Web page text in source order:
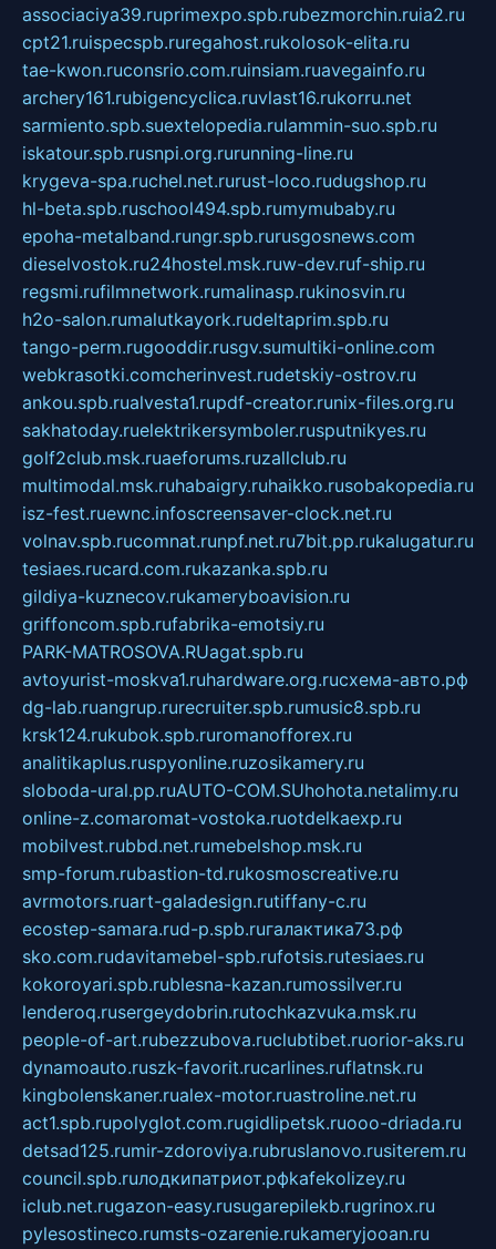
associaciya39.ruprimexpo.spb.rubezmorchin.ruia2.ru
cpt21.ruispecspb.ruregahost.rukolosok-elita.ru
tae-kwon.ruconsrio.com.ruinsiam.ruavegainfo.ru
archery161.rubigencyclica.ruvlast16.rukorru.net
sarmiento.spb.suextelopedia.rulammin-suo.spb.ru
iskatour.spb.rusnpi.org.rurunning-line.ru
krygeva-spa.ruchel.net.rurust-loco.rudugshop.ru
hl-beta.spb.ruschool494.spb.rumymubaby.ru
epoha-metalband.rungr.spb.rurusgosnews.com
dieselvostok.ru24hostel.msk.ruw-dev.ruf-ship.ru
regsmi.rufilmnetwork.rumalinasp.rukinosvin.ru
h2o-salon.rumalutkayork.rudeltaprim.spb.ru
tango-perm.rugooddir.rusgv.sumultiki-online.com
webkrasotki.comcherinvest.rudetskiy-ostrov.ru
ankou.spb.rualvesta1.rupdf-creator.runix-files.org.ru
sakhatoday.ruelektrikersymboler.rusputnikyes.ru
golf2club.msk.ruaeforums.ruzallclub.ru
multimodal.msk.ruhabaigry.ruhaikko.rusobakopedia.ru
isz-fest.ruewnc.infoscreensaver-clock.net.ru
volnav.spb.rucomnat.runpf.net.ru7bit.pp.rukalugatur.ru
tesiaes.rucard.com.rukazanka.spb.ru
gildiya-kuznecov.rukameryboavision.ru
griffoncom.spb.rufabrika-emotsiy.ru
PARK-MATROSOVA.RUagat.spb.ru
avtoyurist-moskva1.ruhardware.org.ruсхема-авто.рф
dg-lab.ruangrup.rurecruiter.spb.rumusic8.spb.ru
krsk124.rukubok.spb.ruromanofforex.ru
analitikaplus.ruspyonline.ruzosikamery.ru
sloboda-ural.pp.ruAUTO-COM.SUhohota.netalimy.ru
online-z.comaromat-vostoka.ruotdelkaexp.ru
mobilvest.rubbd.net.rumebelshop.msk.ru
smp-forum.rubastion-td.rukosmoscreative.ru
avrmotors.ruart-galadesign.rutiffany-c.ru
ecostep-samara.rud-p.spb.ruгалактика73.рф
sko.com.rudavitamebel-spb.rufotsis.rutesiaes.ru
kokoroyari.spb.rublesna-kazan.rumossilver.ru
lenderoq.rusergeydobrin.rutochkazvuka.msk.ru
people-of-art.rubezzubova.ruclubtibet.ruorior-aks.ru
dynamoauto.ruszk-favorit.rucarlines.ruflatnsk.ru
kingbolenskaner.rualex-motor.ruastroline.net.ru
act1.spb.rupolyglot.com.rugidlipetsk.ruooo-driada.ru
detsad125.rumir-zdoroviya.rubruslanovo.rusiterem.ru
council.spb.ruлодкипатриот.рфkafekolizey.ru
iclub.net.rugazon-easy.rusugarepilekb.rugrinox.ru
pylesostineco.rumsts-ozarenie.rukameryjooan.ru